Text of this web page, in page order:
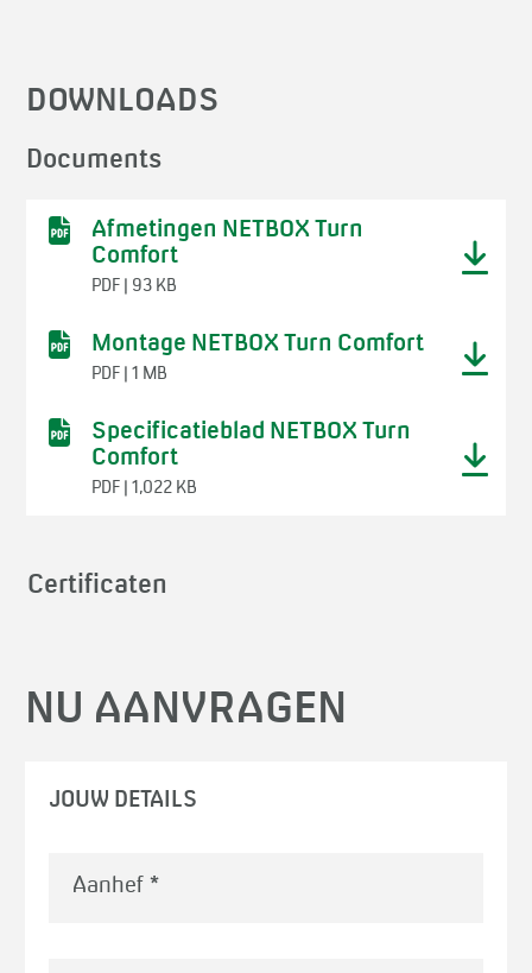
DOWNLOADS
Documents
Afmetingen NETBOX Turn
Comfort
PDF | 93 KB
Montage NETBOX Turn Comfort
PDF | 1 MB
Specificatieblad NETBOX Turn
Comfort
PDF | 1,022 KB
Certificaten
NU AANVRAGEN
JOUW DETAILS